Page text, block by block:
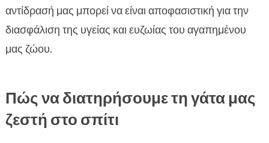
αντίδρασή μας μπορεί να είναι αποφασιστική για την
διασφάλιση της υγείας και ευζωίας του αγαπημένου
μας ζώου.
Πώς να διατηρήσουμε τη γάτα μας
ζεστή στο σπίτι